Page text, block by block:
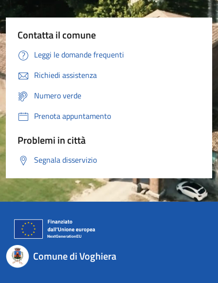
Contatta il comune
Leggi le domande frequenti
Richiedi assistenza
Numero verde
Prenota appuntamento
Problemi in città
Segnala disservizio
Comune di Voghiera